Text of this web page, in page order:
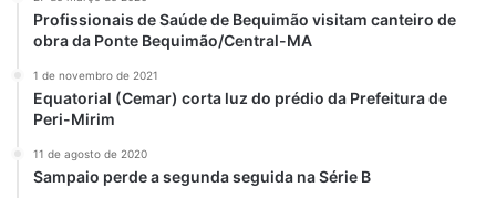
Profissionais de Saúde de Bequimão visitam canteiro de
obra da Ponte Bequimão/Central-MA
1 de novembro de 2021
Equatorial (Cemar) corta luz do prédio da Prefeitura de
Peri-Mirim
11 de agosto de 2020
Sampaio perde a segunda seguida na Série B